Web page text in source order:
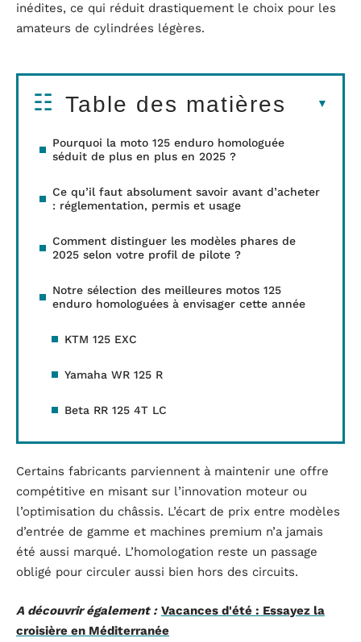
inédites, ce qui réduit drastiquement le choix pour les
amateurs de cylindrées légères.
Table des matières
Pourquoi la moto 125 enduro homologuée
séduit de plus en plus en 2025 ?
Ce qu’il faut absolument savoir avant d’acheter
: réglementation, permis et usage
Comment distinguer les modèles phares de
2025 selon votre profil de pilote ?
Notre sélection des meilleures motos 125
enduro homologuées à envisager cette année
KTM 125 EXC
Yamaha WR 125 R
Beta RR 125 4T LC
Certains fabricants parviennent à maintenir une offre
compétitive en misant sur l’innovation moteur ou
l’optimisation du châssis. L’écart de prix entre modèles
d’entrée de gamme et machines premium n’a jamais
été aussi marqué. L’homologation reste un passage
obligé pour circuler aussi bien hors des circuits.
A découvrir également : Vacances d'été : Essayez la
croisière en Méditerranée